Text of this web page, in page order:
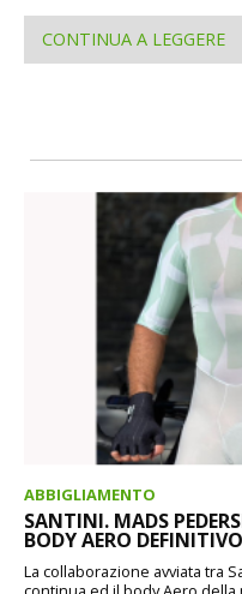
CONTINUA A LEGGERE
ABBIGLIAMENTO
SANTINI. MADS
BODY AERO DEFINITIVO
La collaborazione avviata tra